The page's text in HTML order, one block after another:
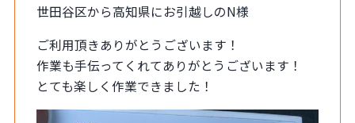
世田谷区から高知県にお引越しのN様
ご利用頂きありがとうございます！
作業も手伝ってくれてありがとうございます！
とても楽しく作業できました！